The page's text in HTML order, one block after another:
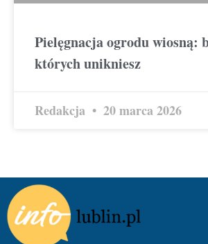
Pielęgnacja ogrodu wiosną:
których unikniesz
Redakcja 20 marca 2026